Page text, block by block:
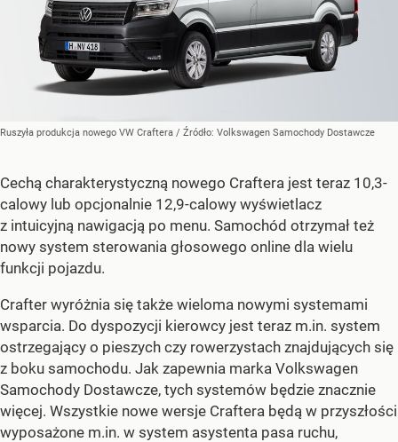
Ruszyła produkcja nowego VW Craftera / Źródło: Volkswagen Samochody Dostawcze
Cechą charakterystyczną nowego Craftera jest teraz 10,3-
calowy lub opcjonalnie 12,9-calowy wyświetlacz
z intuicyjną nawigacją po menu. Samochód otrzymał też
nowy system sterowania głosowego online dla wielu
funkcji pojazdu.
Crafter wyróżnia się także wieloma nowymi systemami
wsparcia. Do dyspozycji kierowcy jest teraz m.in. system
ostrzegający o pieszych czy rowerzystach znajdujących się
z boku samochodu. Jak zapewnia marka Volkswagen
Samochody Dostawcze, tych systemów będzie znacznie
więcej. Wszystkie nowe wersje Craftera będą w przyszłości
wyposażone m.in. w system asystenta pasa ruchu,